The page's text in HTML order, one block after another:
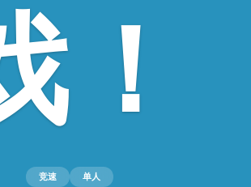
！
竞速 单人